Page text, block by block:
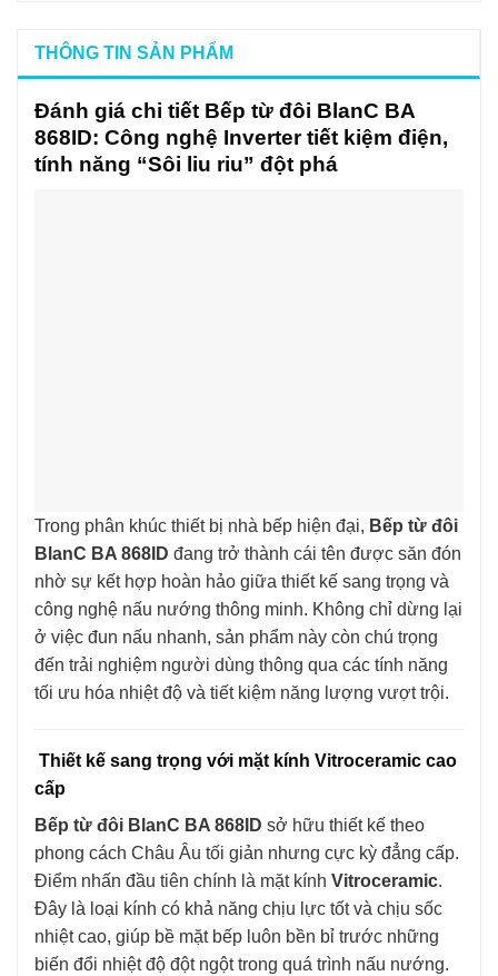
THÔNG TIN SẢN PHẨM
Đánh giá chi tiết Bếp từ đôi BlanC BA
868ID: Công nghệ Inverter tiết kiệm điện,
tính năng “Sôi liu riu” đột phá
Trong phân khúc thiết bị nhà bếp hiện đại, Bếp từ đôi
BlanC BA 868ID đang trở thành cái tên được săn đón
nhờ sự kết hợp hoàn hảo giữa thiết kế sang trọng và
công nghệ nấu nướng thông minh. Không chỉ dừng lại
ở việc đun nấu nhanh, sản phẩm này còn chú trọng
đến trải nghiệm người dùng thông qua các tính năng
tối ưu hóa nhiệt độ và tiết kiệm năng lượng vượt trội.
Thiết kế sang trọng với mặt kính Vitroceramic cao
cấp
Bếp từ đôi BlanC BA 868ID sở hữu thiết kế theo
phong cách Châu Âu tối giản nhưng cực kỳ đẳng cấp.
Điểm nhấn đầu tiên chính là mặt kính Vitroceramic.
Đây là loại kính có khả năng chịu lực tốt và chịu sốc
nhiệt cao, giúp bề mặt bếp luôn bền bỉ trước những
biến đổi nhiệt độ đột ngột trong quá trình nấu nướng.